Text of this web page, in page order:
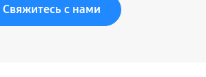
Свяжитесь с нами